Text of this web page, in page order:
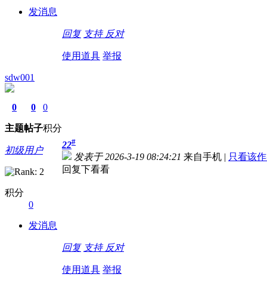
发消息
回复 支持 反对
使用道具 举报
sdw001
0
主题
0
帖子
0
积分
初级用户
积分
0
发消息
22#
发表于 2026-3-19 08:24:21 来自手机 | 只看该
回复下看看
回复 支持 反对
使用道具 举报